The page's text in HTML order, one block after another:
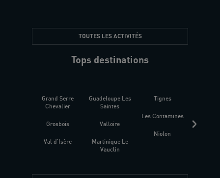
TOUTES LES ACTIVITÉS
Tops destinations
Grand Serre
Chevalier
Grosbois
Val d'Isère
Guadeloupe Les
Saintes
Valloire
Martinique Le
Vauclin
Tignes
Les Contamines
Niolon